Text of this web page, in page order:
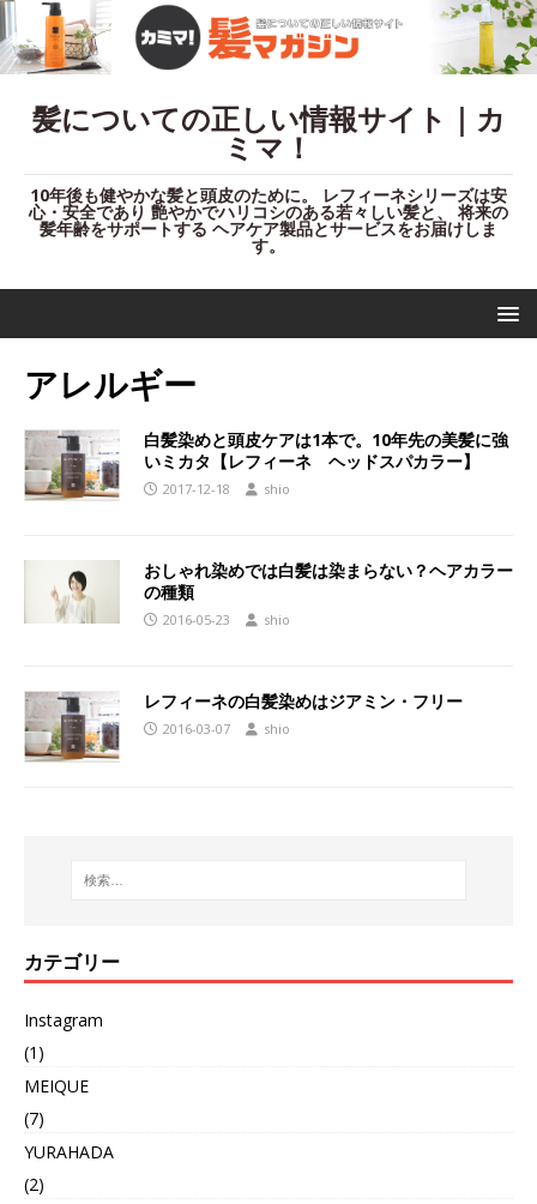
髪についての正しい情報サイト｜カ
ミマ！
10年後も健やかな髪と頭皮のために。 レフィーネシリーズは安
心・安全であり 艶やかでハリコシのある若々しい髪と、 将来の
髪年齢をサポートする ヘアケア製品とサービスをお届けしま
す。
アレルギー
白髪染めと頭皮ケアは1本で。10年先の美髪に強
いミカタ【レフィーネ ヘッドスパカラー】
2017-12-18 shio
おしゃれ染めでは白髪は染まらない？ヘアカラー
の種類
2016-05-23 shio
レフィーネの白髪染めはジアミン・フリー
2016-03-07 shio
カテゴリー
Instagram
(1)
MEIQUE
(7)
YURAHADA
(2)